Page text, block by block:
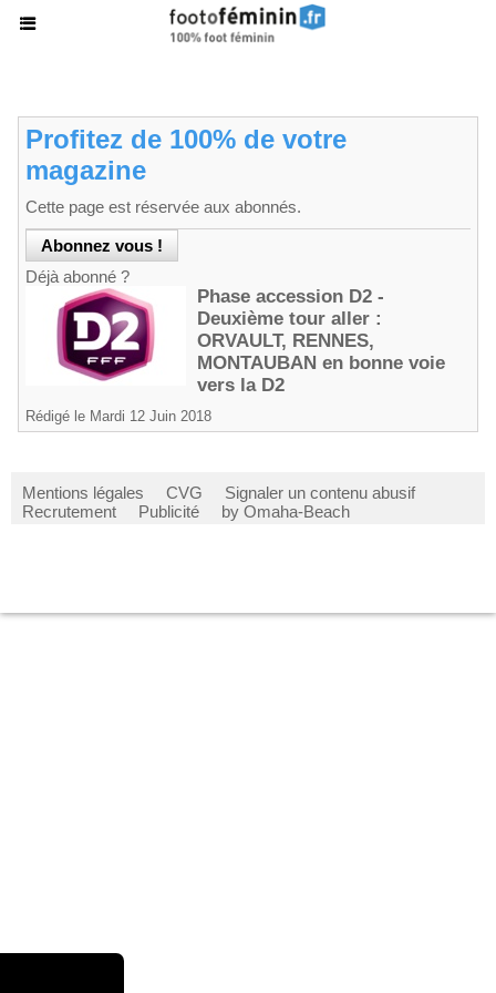
Profitez de 100% de votre
magazine
Cette page est réservée aux abonnés.
Déjà abonné ?
Phase accession D2 -
Deuxième tour aller :
ORVAULT, RENNES,
MONTAUBAN en bonne voie
vers la D2
Rédigé le Mardi 12 Juin 2018
Mentions légales CVG
Signaler un contenu abusif
Recrutement
Publicité by Omaha-Beach